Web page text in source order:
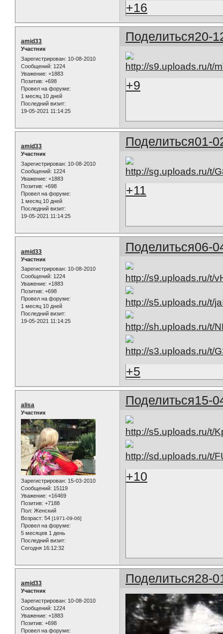
+16
Поделиться20-
amid33
Участник
Зарегистрирован: 10-08-2010
Сообщений: 1224
Уважение: +1883
Позитив: +698
Провел на форуме:
1 месяц 10 дней
Последний визит:
19-05-2021 11:14:25
+9
Поделиться01-
amid33
Участник
Зарегистрирован: 10-08-2010
Сообщений: 1224
Уважение: +1883
Позитив: +698
Провел на форуме:
1 месяц 10 дней
Последний визит:
19-05-2021 11:14:25
+11
Поделиться06-
amid33
Участник
Зарегистрирован: 10-08-2010
Сообщений: 1224
Уважение: +1883
Позитив: +698
Провел на форуме:
1 месяц 10 дней
Последний визит:
19-05-2021 11:14:25
+5
Поделиться15-
alisa
Участник
Зарегистрирован: 15-03-2010
Сообщений: 15119
Уважение: +16469
Позитив: +7188
Пол: Женский
Возраст: 54 [1971-09-06]
Провел на форуме:
5 месяцев 1 день
Последний визит:
Сегодня 16:12:32
+10
Поделиться28-
amid33
Участник
Зарегистрирован: 10-08-2010
Сообщений: 1224
Уважение: +1883
Позитив: +698
Провел на форуме: